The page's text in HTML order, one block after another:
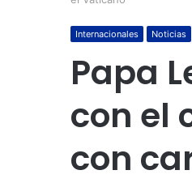
Internacionales Noticias
Papa
con el
con